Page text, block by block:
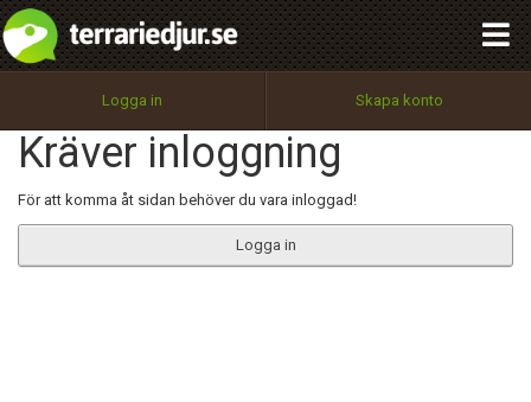
Logga in Skapa konto
Kräver inloggning
För att komma åt sidan behöver du vara inloggad!
Logga in
Utför
100%
OK
integritetspolicy
Namn:
Epost:
Begär nytt lösenord
Tillbaka till förstasidan